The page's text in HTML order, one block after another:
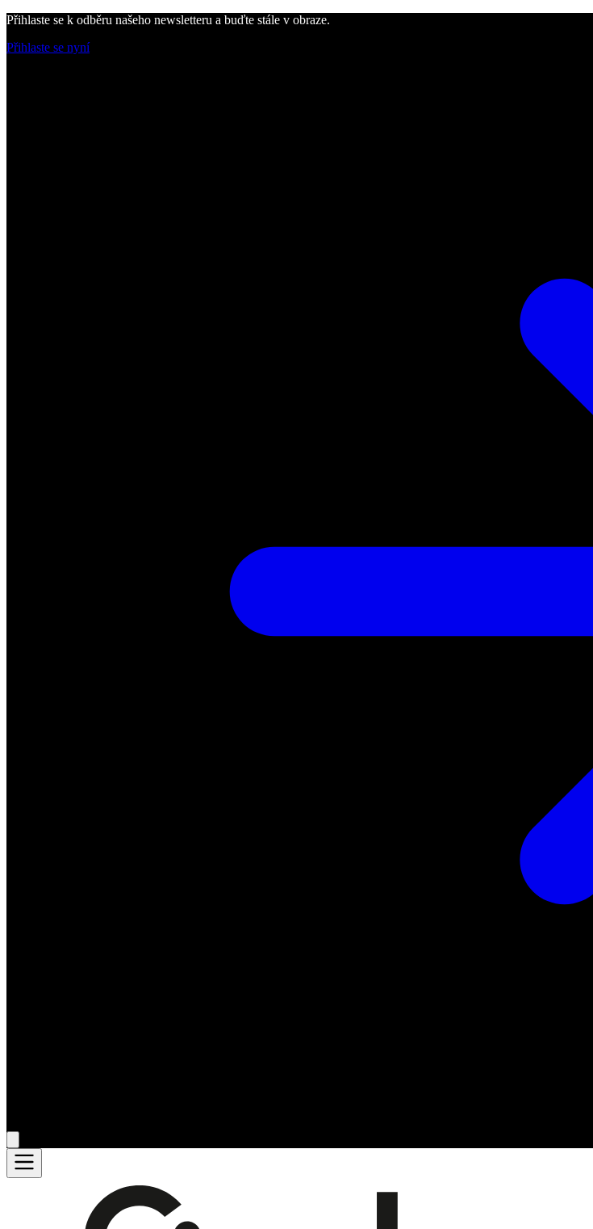
Přihlaste se k odběru našeho newsletteru a buďte stále v obraze.
Přihlaste se nyní